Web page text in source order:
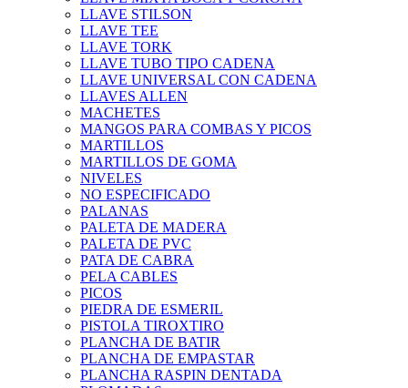
LLAVE STILSON
LLAVE TEE
LLAVE TORK
LLAVE TUBO TIPO CADENA
LLAVE UNIVERSAL CON CADENA
LLAVES ALLEN
MACHETES
MANGOS PARA COMBAS Y PICOS
MARTILLOS
MARTILLOS DE GOMA
NIVELES
NO ESPECIFICADO
PALANAS
PALETA DE MADERA
PALETA DE PVC
PATA DE CABRA
PELA CABLES
PICOS
PIEDRA DE ESMERIL
PISTOLA TIROXTIRO
PLANCHA DE BATIR
PLANCHA DE EMPASTAR
PLANCHA RASPIN DENTADA